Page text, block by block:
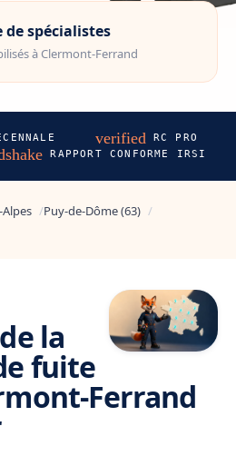
de spécialistes
à Clermont-Ferrand
verified RC PRO
RAPPORT CONFORME IRSI
Puy-de-Dôme (63)
la
fuite
Ferrand